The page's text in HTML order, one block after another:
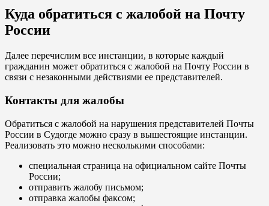
Куда обратиться с жалобой на Почту
России
Далее перечислим все инстанции, в которые каждый
гражданин может обратиться с жалобой на Почту России в
связи с незаконными действиями ее представителей.
Контакты для жалобы
Обратиться с жалобой на нарушения представителей Почты
России в Судогде можно сразу в вышестоящие инстанции.
Реализовать это можно несколькими способами:
специальная страница на официальном сайте Почты
России;
отправить жалобу письмом;
отправка жалобы факсом;